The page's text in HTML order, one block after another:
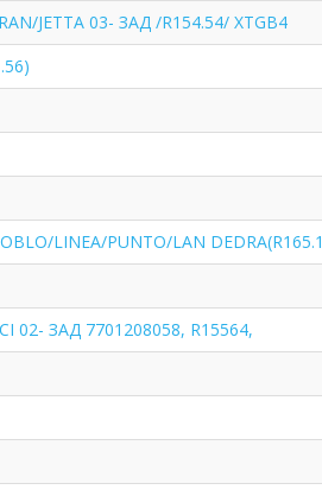
JETTA 03- ЗАД /R154.54/ XTGB4
LINEA/PUNTO/LAN DEDRA(R165.1
02- ЗАД 7701208058, R15564,